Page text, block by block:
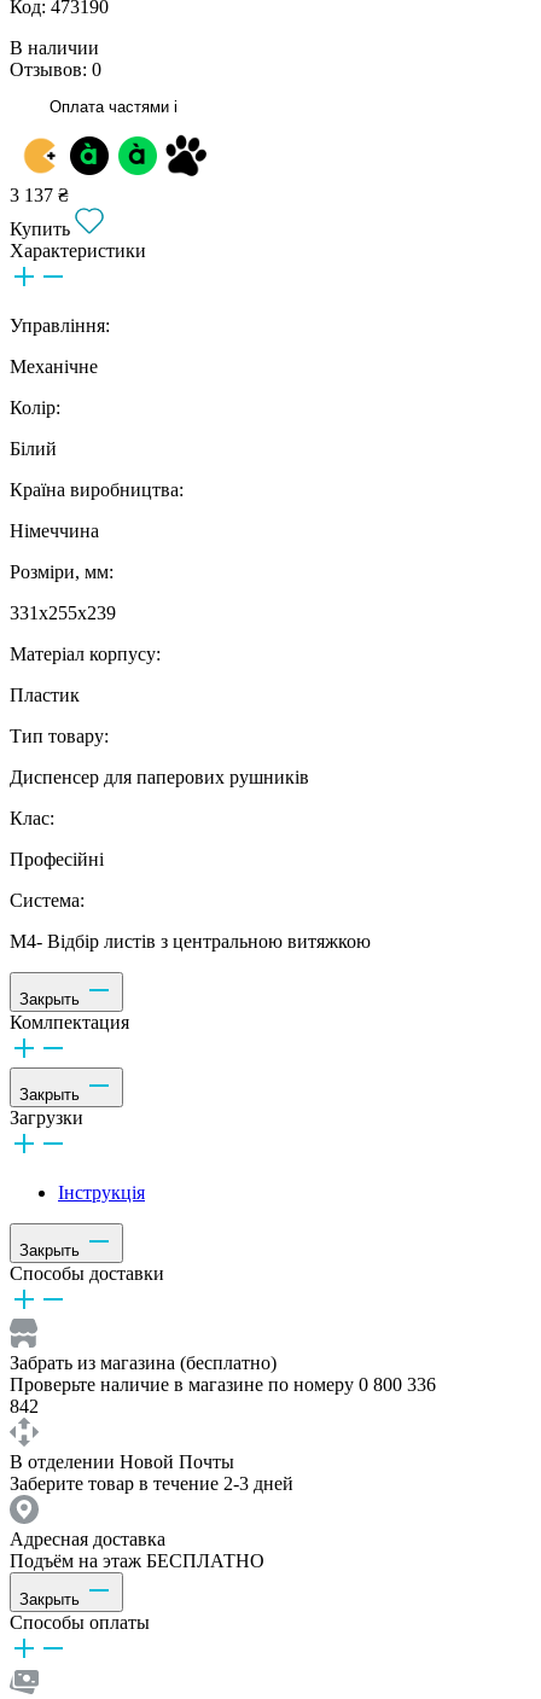
Код: 473190
В наличии
Отзывов: 0
Оплата частями i
3 137 ₴
Купить
Характеристики
Управління:
Механічне
Колір:
Білий
Країна виробництва:
Німеччина
Розміри, мм:
331х255х239
Матеріал корпусу:
Пластик
Тип товару:
Диспенсер для паперових рушників
Клас:
Професійні
Система:
М4- Відбір листів з центральною витяжкою
Закрыть
Комлпектация
Закрыть
Загрузки
Інструкція
Закрыть
Способы доставки
Забрать из магазина (бесплатно)
Проверьте наличие в магазине по номеру 0 800 336
842
В отделении Новой Почты
Заберите товар в течение 2-3 дней
Адресная доставка
Подъём на этаж БЕСПЛАТНО
Закрыть
Способы оплаты